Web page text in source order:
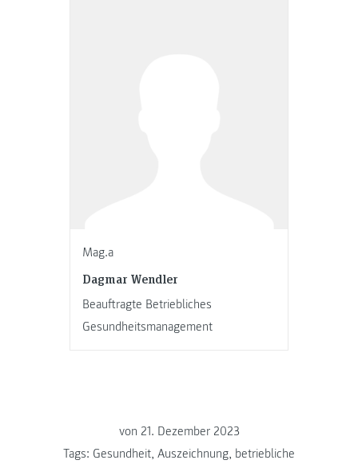
Mag.a
Dagmar Wendler
Beauftragte Betriebliches
Gesundheitsmanagement
von 21. Dezember 2023
Tags: Gesundheit, Auszeichnung, betriebliche